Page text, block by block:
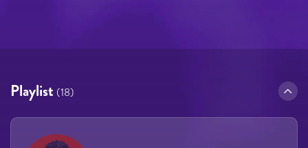
Playlist (18)